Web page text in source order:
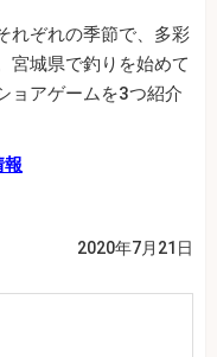
れぞれの季節で、多彩
宮城県で釣りを始めて
ョアゲームを3つ紹介
報
2020年7月21日